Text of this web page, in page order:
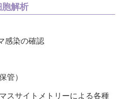
解析
感染の確認
管）
スサイトメトリーによる各種